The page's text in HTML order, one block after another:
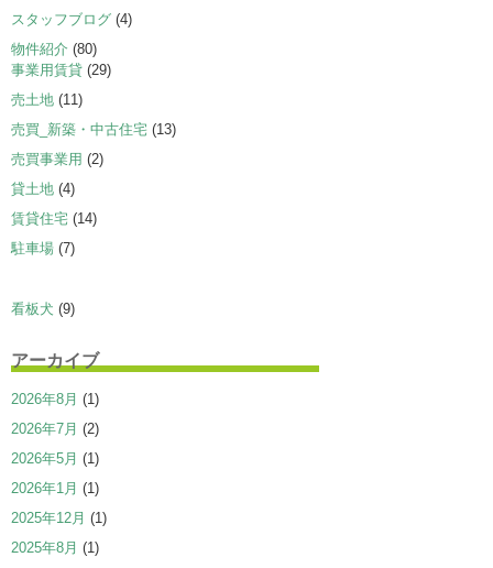
スタッフブログ (4)
物件紹介 (80)
事業用賃貸 (29)
売土地 (11)
売買_新築・中古住宅 (13)
売買事業用 (2)
貸土地 (4)
賃貸住宅 (14)
駐車場 (7)
看板犬 (9)
アーカイブ
2026年8月 (1)
2026年7月 (2)
2026年5月 (1)
2026年1月 (1)
2025年12月 (1)
2025年8月 (1)